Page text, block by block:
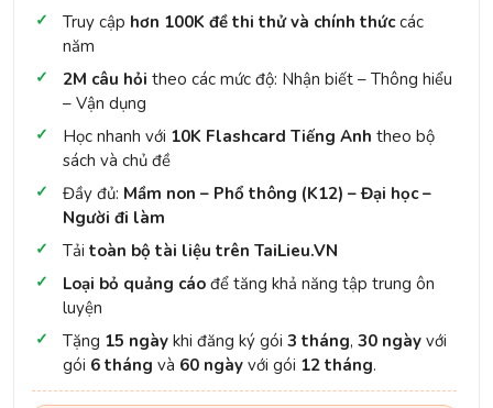
Truy cập hơn 100K đề thi thử và chính thứccác
năm
2M câu hỏi theo các mức độ: Nhận biết – Thông hiểu
– Vận dụng
Học nhanh với 10K Flashcard Tiếng Anh theo bộ
sách và chủ đề
Đầy đủ: Mầm non – Phổ thông (K12) – Đại học –
Người đi làm
Tải toàn bộ tài liệu trên TaiLieu.VN
Loại bỏ quảng cáo để tăng khả năng tập trung ôn
luyện
Tặng 15 ngày khi đăng ký gói 3 tháng, 30 ngày với
gói 6 tháng và 60 ngày với gói 12 tháng.